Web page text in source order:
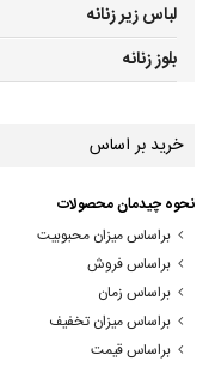
لباس زیر زنانه
بلوز زنانه
خرید بر اساس
نحوه چیدمان محصولات
براساس میزان محبوبیت
براساس فروش
براساس زمان
براساس میزان تخفیف
براساس قیمت